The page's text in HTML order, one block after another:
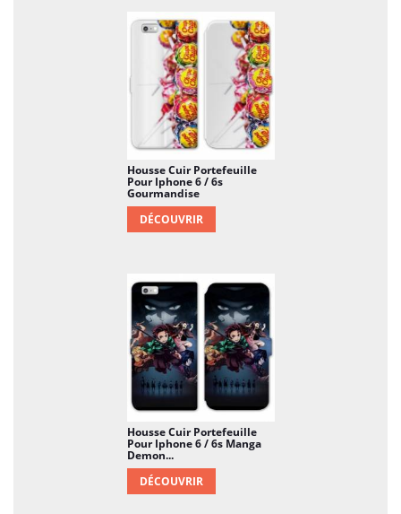
Housse Cuir Portefeuille
Pour Iphone 6 / 6s
Gourmandise
DÉCOUVRIR
Housse Cuir Portefeuille
Pour Iphone 6 / 6s Manga
Demon...
DÉCOUVRIR